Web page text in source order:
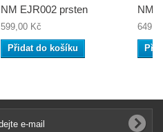
NM EJR002 prsten
599,00 Kč
Přidat do košíku
NM